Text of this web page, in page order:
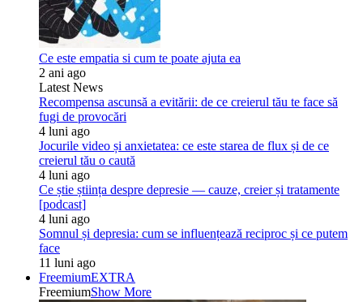
Ce este empatia si cum te poate ajuta ea
2 ani ago
Latest News
Recompensa ascunsă a evitării: de ce creierul tău te face să
fugi de provocări
4 luni ago
Jocurile video și anxietatea: ce este starea de flux și de ce
creierul tău o caută
4 luni ago
Ce știe știința despre depresie — cauze, creier și tratamente
[podcast]
4 luni ago
Somnul și depresia: cum se influențează reciproc și ce putem
face
11 luni ago
FreemiumEXTRA
FreemiumShow More